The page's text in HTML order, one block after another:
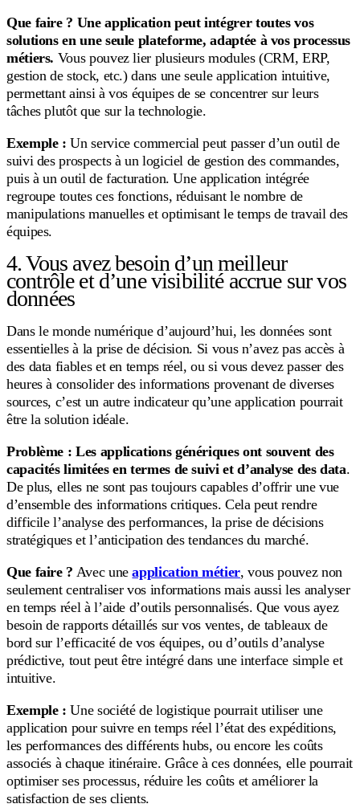
Que faire ? Une application peut intégrer toutes vos
solutions en une seule plateforme, adaptée à vos processus
métiers. Vous pouvez lier plusieurs modules (CRM, ERP,
gestion de stock, etc.) dans une seule application intuitive,
permettant ainsi à vos équipes de se concentrer sur leurs
tâches plutôt que sur la technologie.
Exemple :Un service commercial peut passer d’un outil de
suivi des prospects à un logiciel de gestion des commandes,
puis à un outil de facturation. Une application intégrée
regroupe toutes ces fonctions, réduisant le nombre de
manipulations manuelles et optimisant le temps de travail des
équipes.
4. Vous avez besoin d’un meilleur
contrôle et d’une visibilité accrue sur vos
données
Dans le monde numérique d’aujourd’hui, les données sont
essentielles à la prise de décision. Si vous n’avez pas accès à
des data fiables et en temps réel, ou si vous devez passer des
heures à consolider des informations provenant de diverses
sources, c’est un autre indicateur qu’une application pourrait
être la solution idéale.
Problème : Les applications génériques ont souvent des
capacités limitées en termes de suivi et d’analyse des data.
De plus, elles ne sont pas toujours capables d’offrir une vue
d’ensemble des informations critiques. Cela peut rendre
difficile l’analyse des performances, la prise de décisions
stratégiques et l’anticipation des tendances du marché.
Que faire ? Avec uneapplication métier, vous pouvez non
seulement centraliser vos informations mais aussi les analyser
en temps réel à l’aide d’outils personnalisés. Que vous ayez
besoin de rapports détaillés sur vos ventes, de tableaux de
bord sur l’efficacité de vos équipes, ou d’outils d’analyse
prédictive, tout peut être intégré dans une interface simple et
intuitive.
Exemple : Une société de logistique pourrait utiliser une
application pour suivre en temps réel l’état des expéditions,
les performances des différents hubs, ou encore les coûts
associés à chaque itinéraire. Grâce à ces données, elle pourrait
optimiser ses processus, réduire les coûts et améliorer la
satisfaction de ses clients.